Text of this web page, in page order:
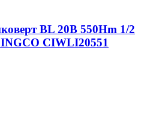
BL 20В 550Hm 1/2
CIWLI20551